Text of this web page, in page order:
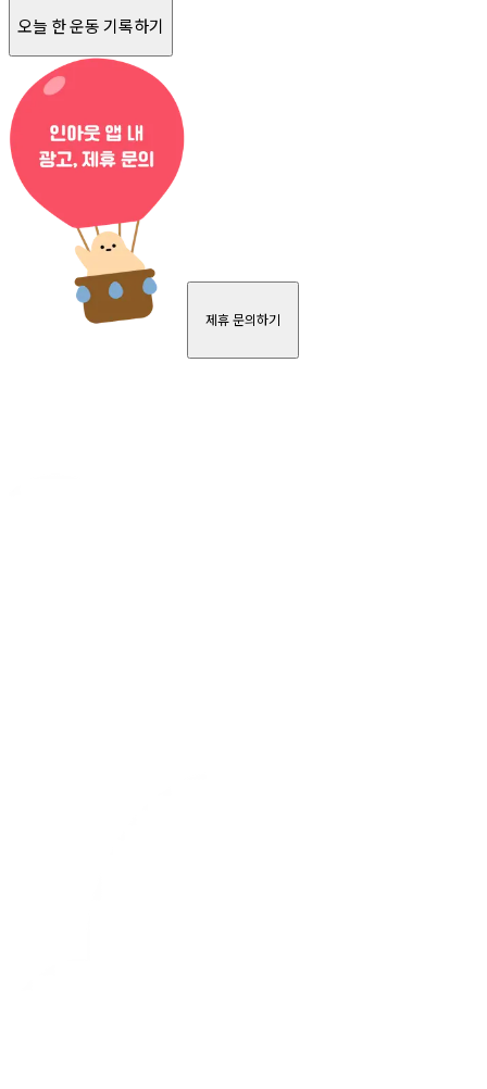
오늘 한 운동 기록하기
제휴 문의하기